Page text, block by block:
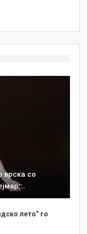
со
лето“ го